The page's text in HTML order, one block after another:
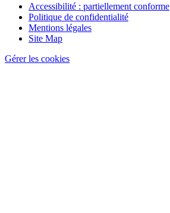
Pied
page
Accessibilité : partiellement conforme
Politique de confidentialité
Mentions légales
Site Map
Gérer les cookies